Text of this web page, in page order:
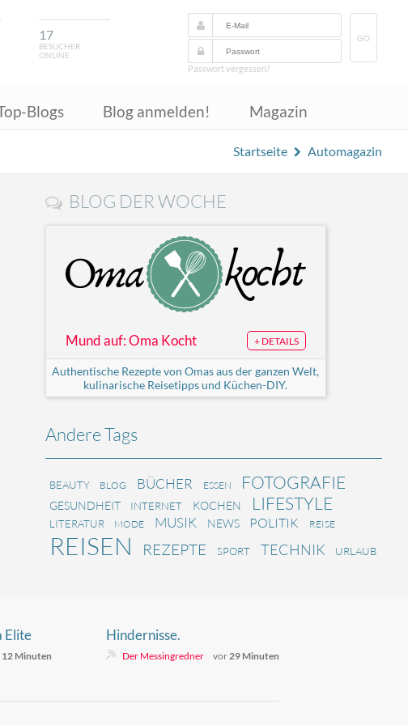
17
BESUCHER
ONLINE
GO
Passwort vergessen?
Blogs Blog anmelden! Magazin
Startseite Automagazin
BLOG DER WOCHE
Mund auf: Oma Kocht + DETAILS
Authentische Rezepte von Omas aus der ganzen Welt,
kulinarische Reisetipps und Küchen-DIY.
Andere Tags
BEAUTY BLOG BÜCHER ESSEN FOTOGRAFIE
GESUNDHEIT INTERNET KOCHEN LIFESTYLE
LITERATUR MODE MUSIK NEWS POLITIK REISE
REISEN REZEPTE SPORT TECHNIK URLAUB
Elite
12 Minuten
Hindernisse.
Der Messingredner vor29 Minuten